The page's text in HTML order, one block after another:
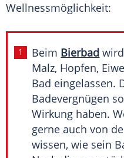
Wellnessmöglichkeit:
Beim Bierbad
Malz, Hopfen,
Bad eingelassen.
Badevergnügen
Wirkung haben.
gerne auch von
wissen, wie sein